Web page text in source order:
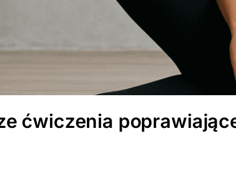
ćwiczenia